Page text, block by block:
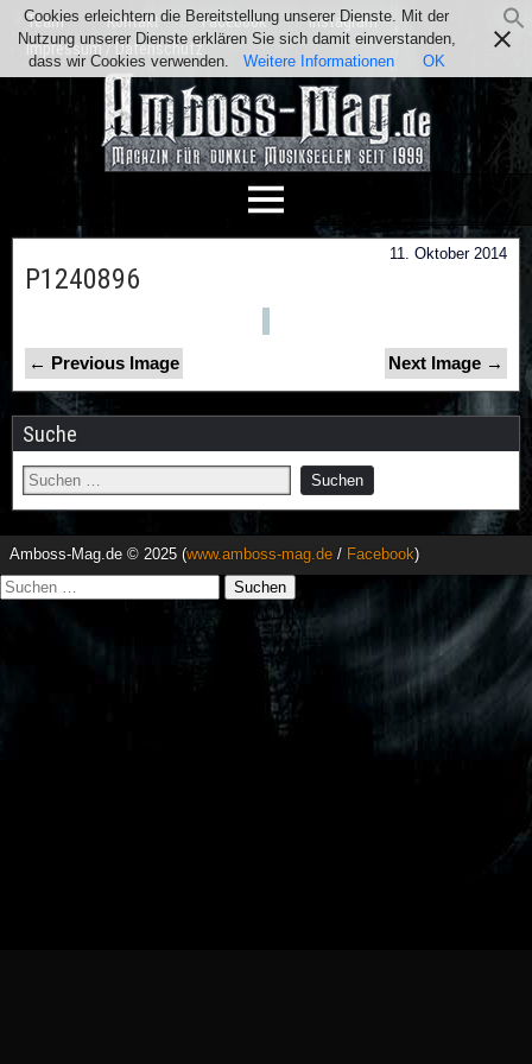
Team Kontakt Facebook
Instagram
Impressum / Datenschutz
11. Oktober 2014
P1240896
← Previous Image Next Image →
Suche
Amboss-Mag.de © 2025 (www.amboss-mag.de / Facebook)
Cookies erleichtern die Bereitstellung unserer Dienste. Mit der
Nutzung unserer Dienste erklären Sie sich damit einverstanden,
dass wir Cookies verwenden.
Weitere Informationen OK